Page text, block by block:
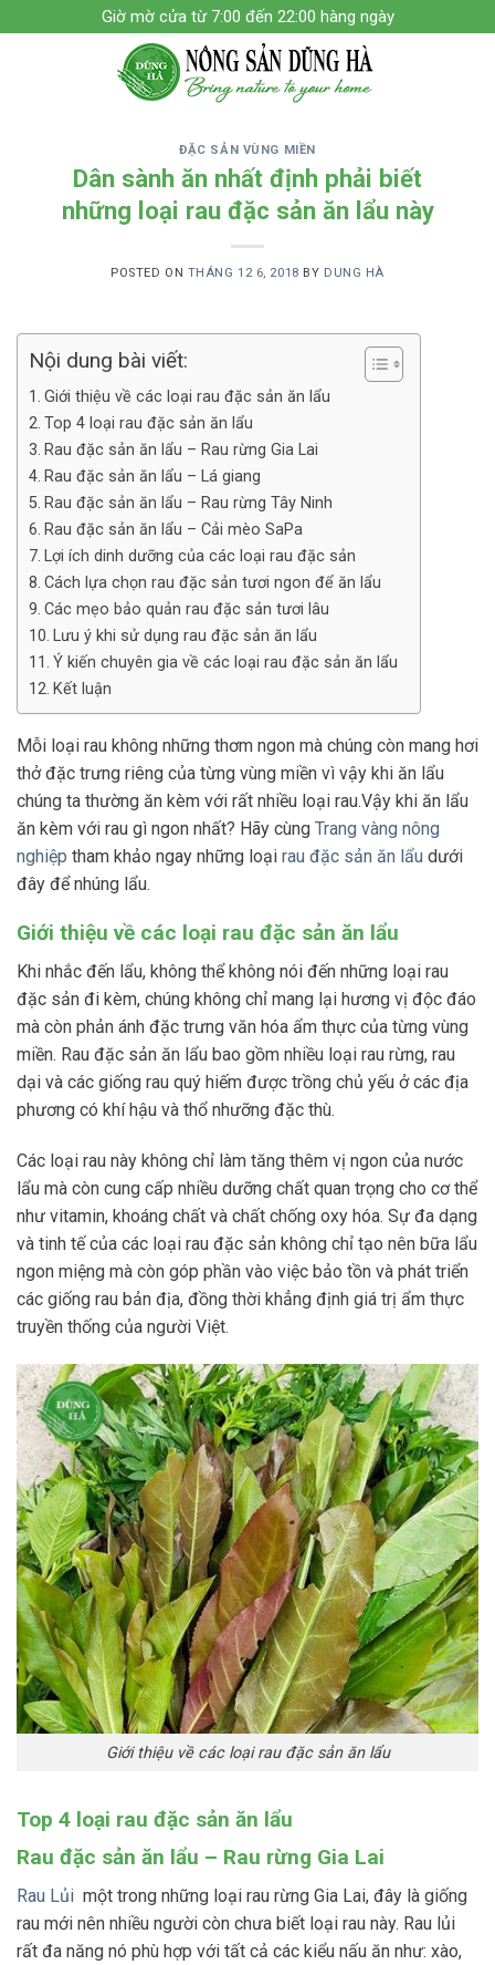
to
Giờ mờ cửa từ 7:00 đến 22:00 hàng ngày
ĐẶC SẢN VÙNG MIỀN
Dân sành ăn nhất định phải biết
những loại rau đặc sản ăn lẩu này
POSTED ON THÁNG 12 6, 2018 BY DUNG HÀ
Nội dung bài viết:
Giới thiệu về các loại rau đặc sản ăn lẩu
Top 4 loại rau đặc sản ăn lẩu
Rau đặc sản ăn lẩu – Rau rừng Gia Lai
Rau đặc sản ăn lẩu – Lá giang
Rau đặc sản ăn lẩu – Rau rừng Tây Ninh
Rau đặc sản ăn lẩu – Cải mèo SaPa
Lợi ích dinh dưỡng của các loại rau đặc sản
Cách lựa chọn rau đặc sản tươi ngon để ăn lẩu
Các mẹo bảo quản rau đặc sản tươi lâu
Lưu ý khi sử dụng rau đặc sản ăn lẩu
Ý kiến chuyên gia về các loại rau đặc sản ăn lẩu
Kết luận
Mỗi loại rau không những thơm ngon mà chúng còn mang hơi
thở đặc trưng riêng của từng vùng miền vì vậy khi ăn lẩu
chúng ta thường ăn kèm với rất nhiều loại rau.Vậy khi ăn lẩu
ăn kèm với rau gì ngon nhất? Hãy cùng Trang vàng nông
nghiệp tham khảo ngay những loại rau đặc sản ăn lẩu dưới
đây để nhúng lẩu.
Giới thiệu về các loại rau đặc sản ăn lẩu
Khi nhắc đến lẩu, không thể không nói đến những loại rau
đặc sản đi kèm, chúng không chỉ mang lại hương vị độc đáo
mà còn phản ánh đặc trưng văn hóa ẩm thực của từng vùng
miền. Rau đặc sản ăn lẩu bao gồm nhiều loại rau rừng, rau
dại và các giống rau quý hiếm được trồng chủ yếu ở các địa
phương có khí hậu và thổ nhưỡng đặc thù.
Các loại rau này không chỉ làm tăng thêm vị ngon của nước
lẩu mà còn cung cấp nhiều dưỡng chất quan trọng cho cơ thể
như vitamin, khoáng chất và chất chống oxy hóa. Sự đa dạng
và tinh tế của các loại rau đặc sản không chỉ tạo nên bữa lẩu
ngon miệng mà còn góp phần vào việc bảo tồn và phát triển
các giống rau bản địa, đồng thời khẳng định giá trị ẩm thực
truyền thống của người Việt.
Giới thiệu về các loại rau đặc sản ăn lẩu
Top 4 loại rau đặc sản ăn lẩu
Rau đặc sản ăn lẩu – Rau rừng Gia Lai
Rau Lủi một trong những loại rau rừng Gia Lai, đây là giống
rau mới nên nhiều người còn chưa biết loại rau này. Rau lủi
rất đa năng nó phù hợp với tất cả các kiểu nấu ăn như: xào,